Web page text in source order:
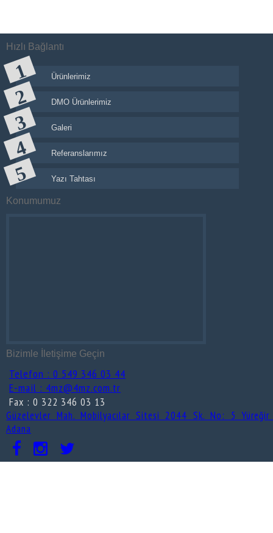
Hızlı Bağlantı
Ürünlerimiz
DMO Ürünlerimiz
Galeri
Referanslarımız
Yazı Tahtası
Konumumuz
Bizimle İletişime Geçin
Telefon : 0 549 346 03 44
E-mail : 4mz@4mz.com.tr
Fax : 0 322 346 03 13
Güzelevler Mah. Mobilyacılar Sitesi 2044 Sk. No: 5
Adana